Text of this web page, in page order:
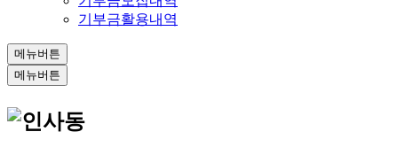
기부금활용내역
메뉴버튼
메뉴버튼